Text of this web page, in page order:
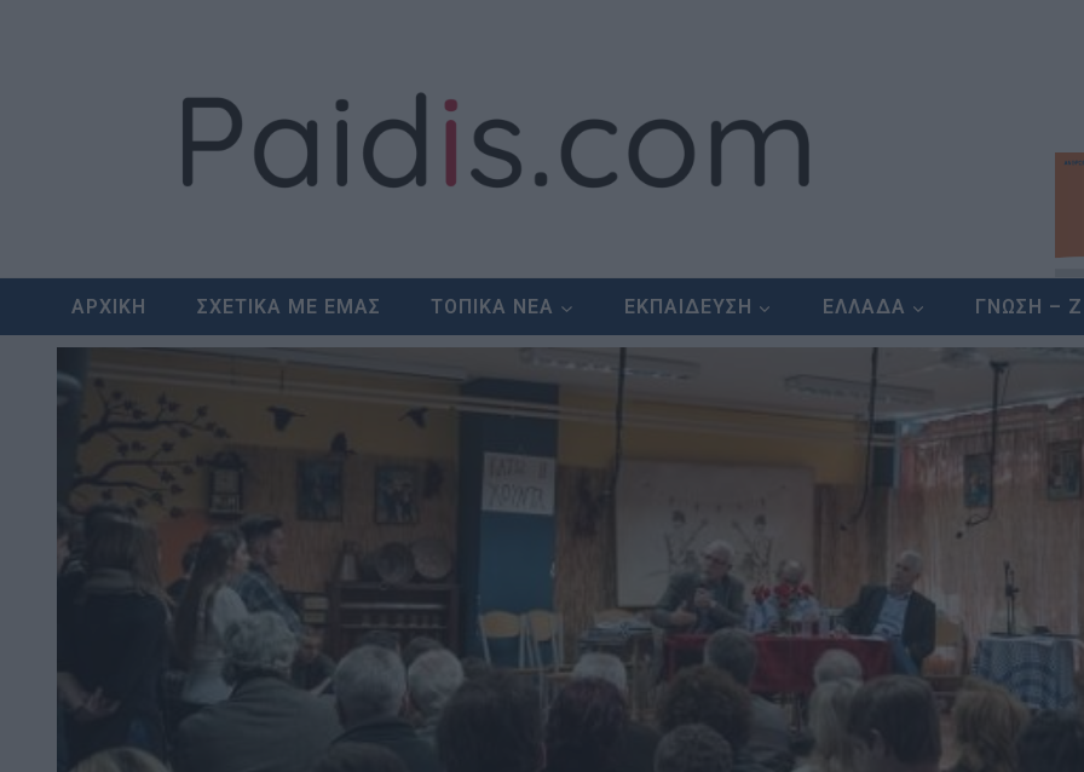
ΑΡΧΙΚΗ ΣΧΕΤΙΚΑ ΜΕ ΕΜΑΣ ΤΟΠΙΚΑ ΝΕΑ ΕΚΠΑΙΔΕΥΣΗ ΕΛΛΑΔΑ ΓΝΩΣΗ –